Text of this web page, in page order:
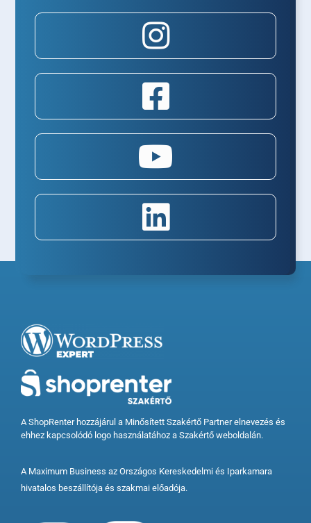
A ShopRenter hozzájárul a Minősített Szakértő Partner elnevezés és
ehhez kapcsolódó logo használatához a Szakértő weboldalán.
A Maximum Business az Országos Kereskedelmi és Iparkamara
hivatalos beszállítója és szakmai előadója.